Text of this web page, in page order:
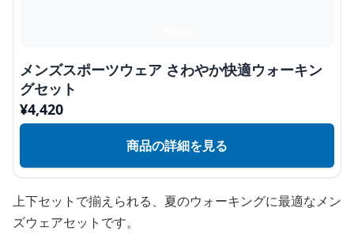
メンズスポーツウェア さわやか快適ウォーキン
グセット
¥4,420
商品の詳細を見る
上下セットで揃えられる、夏のウォーキングに最適なメン
ズウェアセットです。